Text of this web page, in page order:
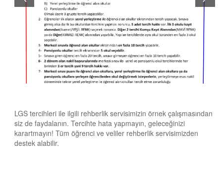
LGS tercihleri ile ilgili rehberlik servisimizin örnek çalışmasından
siz de faydalanın. Tercihte hata yapmayın, geleceğinizi
karartmayın! Tüm öğrenci ve veliler rehberlik servisimizden
destek alabilir.